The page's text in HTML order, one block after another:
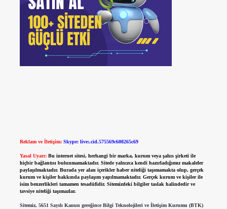
Reklam ve İletişim: Skype: live:.cid.575569c608265c69
Yasal Uyarı: Bu internet sitesi, herhangi bir marka, kurum veya şahıs şirketi ile
hiçbir bağlantısı bulunmamaktadır. Sitede yalnızca kendi hazırladığımız makaleler
paylaşılmaktadır. Burada yer alan içerikler haber niteliği taşımamakta olup, gerçek
kurum ve kişiler hakkında paylaşım yapılmamaktadır. Gerçek kurum ve kişiler ile
isim benzerlikleri tamamen tesadüfidir. Sitemizdeki bilgiler taslak halindedir ve
tavsiye niteliği taşımazlar.
Sitemiz, 5651 Sayılı Kanun gereğince Bilgi Teknolojileri ve İletişim Kurumu (BTK)